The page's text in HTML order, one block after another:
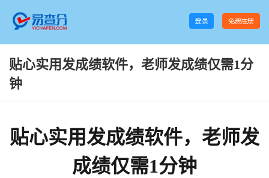
贴心实用发成绩软件，老师发成绩仅需1分
钟
贴心实用发成绩软件，老师发
成绩仅需1分钟